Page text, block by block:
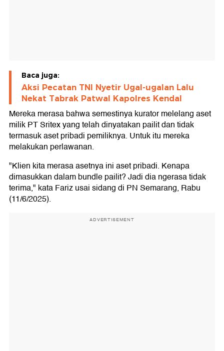
Baca juga:
Aksi Pecatan TNI Nyetir Ugal-ugalan Lalu
Nekat Tabrak Patwal Kapolres Kendal
Mereka merasa bahwa semestinya kurator melelang aset
milik PT Sritex yang telah dinyatakan pailit dan tidak
termasuk aset pribadi pemiliknya. Untuk itu mereka
melakukan perlawanan.
"Klien kita merasa asetnya ini aset pribadi. Kenapa
dimasukkan dalam bundle pailit? Jadi dia ngerasa tidak
terima," kata Fariz usai sidang di PN Semarang, Rabu
(11/6/2025).
ADVERTISEMENT